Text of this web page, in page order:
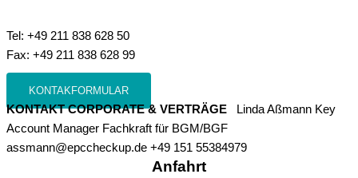
Tel: +49 211 838 628 50
Fax: +49 211 838 628 99
KONTAKFORMULAR
KONTAKT CORPORATE & VERTRÄGE Linda Aßmann Key
Account Manager Fachkraft für BGM/BGF
assmann@epccheckup.de +49 151 55384979
Anfahrt